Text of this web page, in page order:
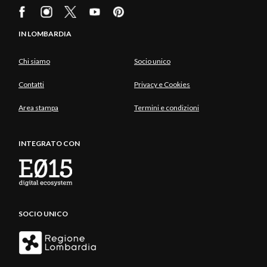
IN LOMBARDIA
Chi siamo Socio unico
Contatti Privacy e Cookies
Area stampa Termini e condizioni
INTEGRATO CON
SOCIO UNICO